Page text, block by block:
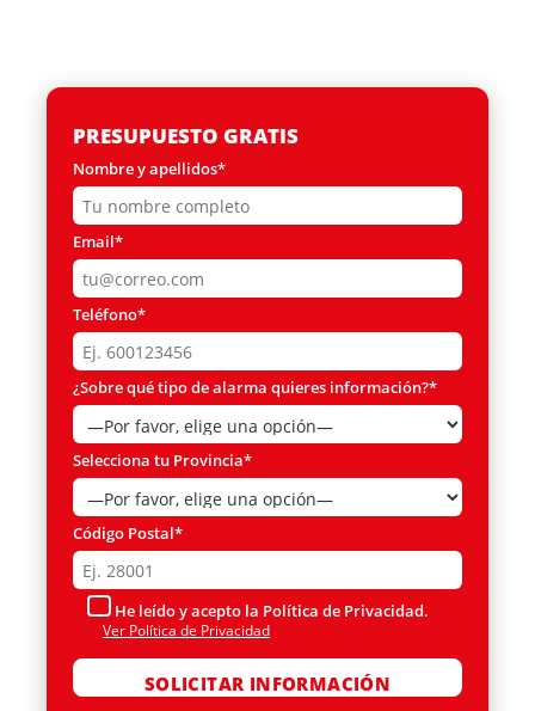
PRESUPUESTO GRATIS
Nombre y apellidos*
Email*
Teléfono*
¿Sobre qué tipo de alarma quieres información?*
Selecciona tu Provincia*
Código Postal*
He leído y acepto la Política de Privacidad.
Ver Política de Privacidad
Por favor, deja este campo vacío.